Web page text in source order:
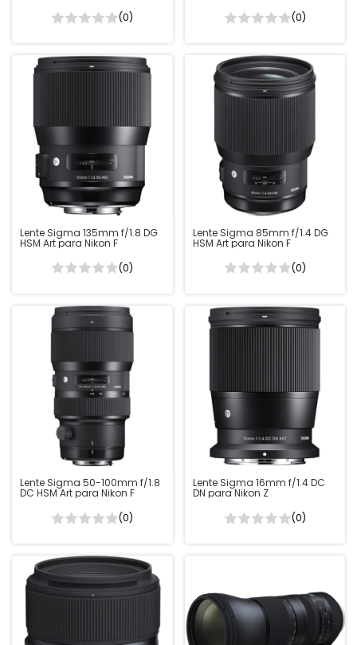
(0)
(0)
Lente Sigma 135mm f/1.8 DG
HSM Art para Nikon F
(0)
Lente Sigma 85mm f/1.4 DG
HSM Art para Nikon F
(0)
Lente Sigma 50-100mm f/1.8
DC HSM Art para Nikon F
(0)
Lente Sigma 16mm f/1.4 DC
DN para Nikon Z
(0)